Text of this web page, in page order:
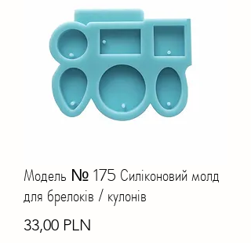
Модель № 175 Силіконовий молд
для брелоків / кулонів
33,00 PLN